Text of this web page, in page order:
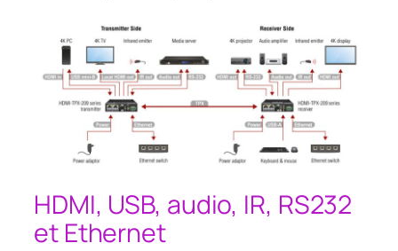
HDMI, USB, audio, IR, RS232
et Ethernet